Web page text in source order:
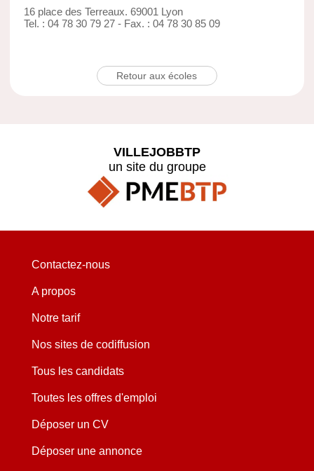
16 place des Terreaux. 69001 Lyon
Tel. : 04 78 30 79 27 - Fax. : 04 78 30 85 09
Retour aux écoles
VILLEJOBBTP
un site du groupe
Contactez-nous
A propos
Notre tarif
Nos sites de codiffusion
Tous les candidats
Toutes les offres d'emploi
Déposer un CV
Déposer une annonce